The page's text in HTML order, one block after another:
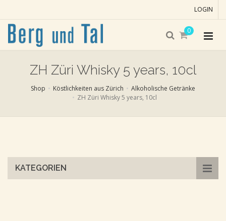
LOGIN
0
ZH Züri Whisky 5 years, 10cl
Shop Köstlichkeiten aus Zürich
Alkoholische Getränke
ZH Züri Whisky 5 years, 10cl
KATEGORIEN